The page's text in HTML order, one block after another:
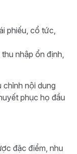
phiếu, cổ tức,
nhập ổn định,
chỉnh nội dung
phục họ đầu
đặc điểm, nhu